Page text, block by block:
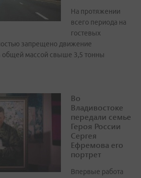
На протяжении
всего периода на
гостевых
запрещено движение
общей массой свыше 3,5 тонны
Во
Владивостоке
передали семье
Героя России
Сергея
Ефремова его
портрет
Впервые работа